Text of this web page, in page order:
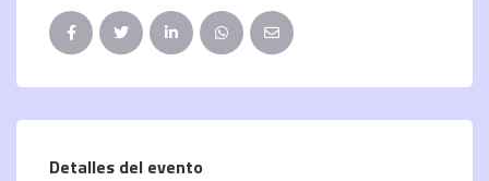
Detalles del evento